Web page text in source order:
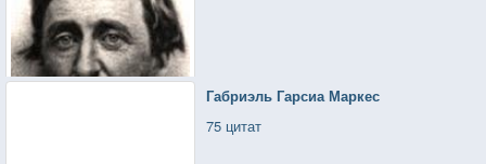
Габриэль Гарсиа Маркес
75 цитат